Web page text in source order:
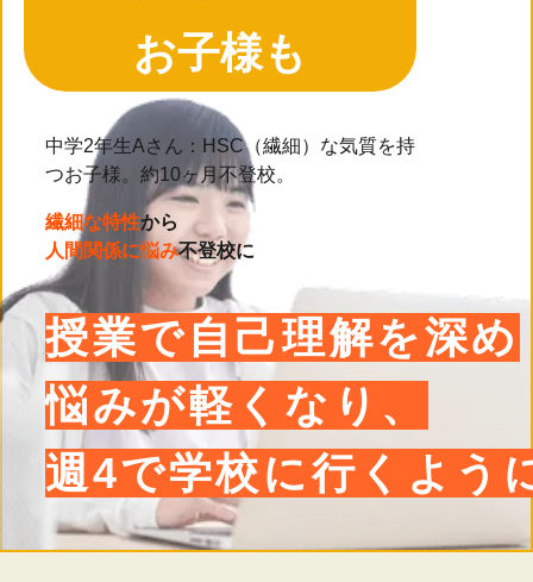
お子様も
中学2年生Aさん：HSC（繊細）な気質を持
つお子様。約10ヶ月不登校。
繊細な特性から
人間関係に悩み不登校に
授業で自己理解を深め
悩みが軽くなり、
週4で学校に行くよう